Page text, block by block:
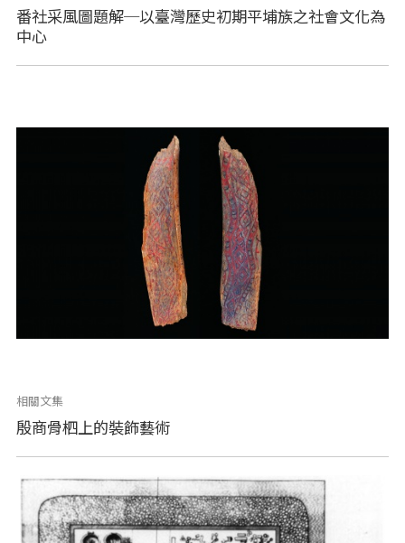
番社采風圖題解─以臺灣歷史初期平埔族之社會文化為
中心
相關文集
殷商骨柶上的裝飾藝術